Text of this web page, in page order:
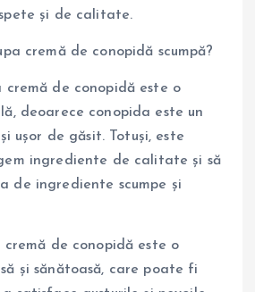
și de calitate.
cremă de conopidă scumpă?
cremă de conopidă este o
deoarece conopida este un
ușor de găsit. Totuși, este
ingrediente de calitate și să
de ingrediente scumpe și
cremă de conopidă este o
și sănătoasă, care poate fi